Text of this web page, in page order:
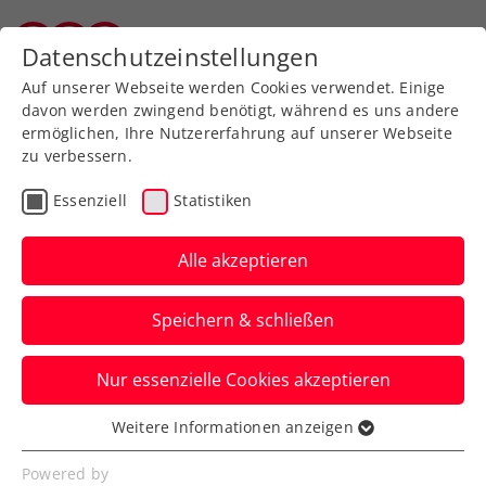
Zurück zur Newsübersicht
WTA
WTA Hamburg: Kraus
erkämpft sich Platz im
Achtelfinale
Österreichs Nummer zwei feiert zum
zweiten Mal einen Sieg im Main Draw
eines WTA-250-Turniers.
Verfasst von: Manuel Wachta, 15.07.2025
Datenschutzeinstellungen
Auf unserer Webseite werden Cookies verwendet. Einige
davon werden zwingend benötigt, während es uns andere
ermöglichen, Ihre Nutzererfahrung auf unserer Webseite
zu verbessern.
Essenziell Statistiken
Alle akzeptieren
Speichern & schließen
Nur essenzielle Cookies akzeptieren
Essenziell
Essenzielle Cookies werden für grundlegende
Weitere Informationen anzeigen
Powered by